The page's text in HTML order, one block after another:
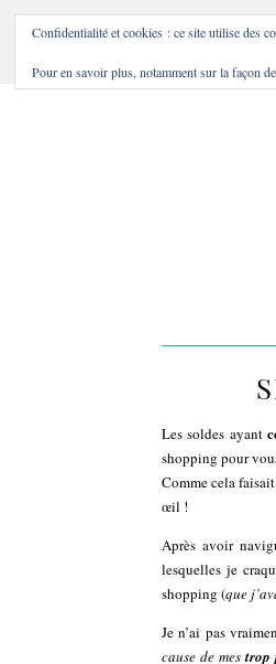
Les soldes ayant
shopping pour
Comme cela
œil !
Après avoir
lesquelles je
shopping (que
Je n’ai pas
cause de mes trop
Confidentialité et cookies : ce site utilise des
Pour en savoir plus, notamment sur la façon